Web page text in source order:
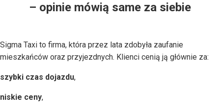
– opinie mówią same za siebie
Sigma Taxi to firma, która przez lata zdobyła zaufanie
mieszkańców oraz przyjezdnych. Klienci cenią ją głównie za:
szybki czas dojazdu,
niskie ceny,